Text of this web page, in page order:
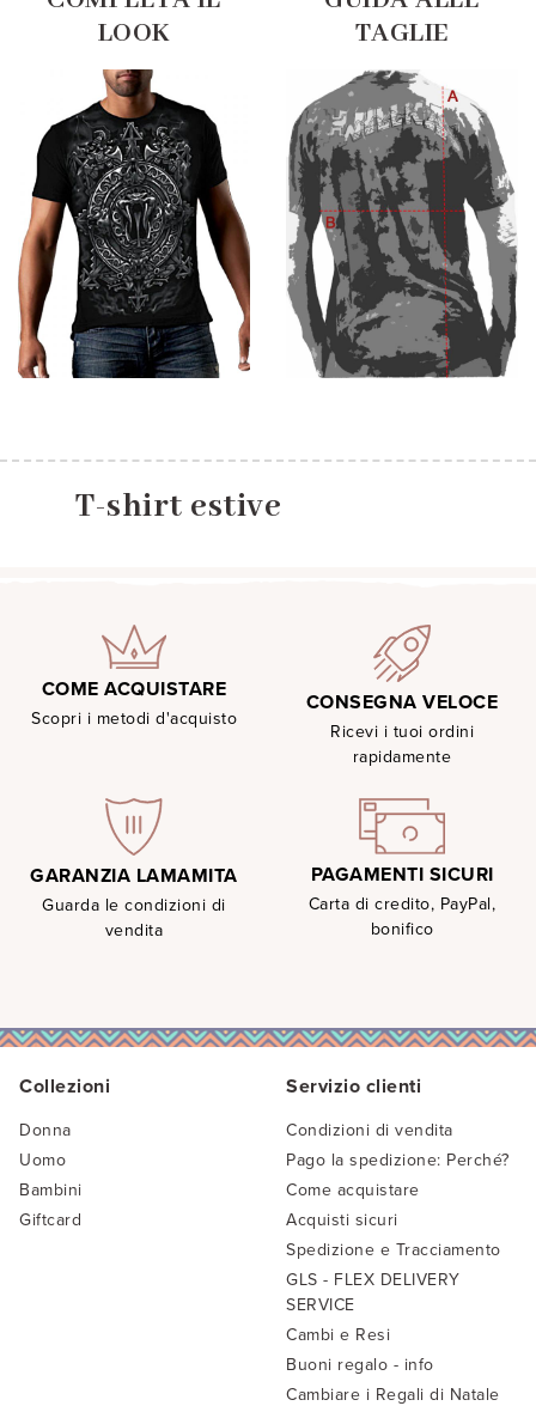
LOOK
TAGLIE
T-shirt estive
COME ACQUISTARE
Scopri i metodi d'acquisto
CONSEGNA VELOCE
Ricevi i tuoi ordini
rapidamente
GARANZIA LAMAMITA
Guarda le condizioni di
vendita
PAGAMENTI SICURI
Carta di credito, PayPal,
bonifico
Collezioni
Donna
Uomo
Bambini
Giftcard
Servizio clienti
Condizioni di vendita
Pago la spedizione: Perché?
Come acquistare
Acquisti sicuri
Spedizione e Tracciamento
GLS - FLEX DELIVERY
SERVICE
Cambi e Resi
Buoni regalo - info
Cambiare i Regali di Natale